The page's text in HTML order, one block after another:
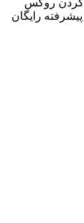
کردن روکس
رایگان